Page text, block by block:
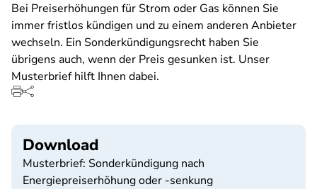
Bei Preiserhöhungen für Strom oder Gas können Sie
immer fristlos kündigen und zu einem anderen Anbieter
wechseln. Ein Sonderkündigungsrecht haben Sie
übrigens auch, wenn der Preis gesunken ist. Unser
Musterbrief hilft Ihnen dabei.
Download
Musterbrief: Sonderkündigung nach
Energiepreiserhöhung oder -senkung